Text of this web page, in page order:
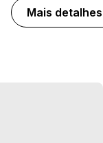
Mais detalhes